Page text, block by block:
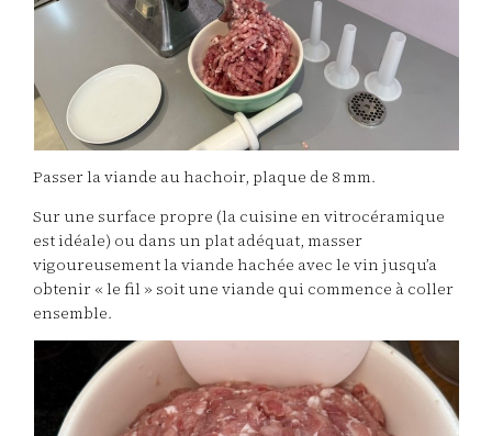
Passer la viande au hachoir, plaque de 8 mm.
Sur une surface propre (la cuisine en vitrocéramique
est idéale) ou dans un plat adéquat, masser
vigoureusement la viande hachée avec le vin jusqu’a
obtenir « le fil » soit une viande qui commence à coller
ensemble.